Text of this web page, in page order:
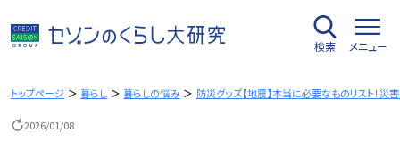
容
を
キ
検索 メニュー
トップページ 暮らし 暮らしの悩み 防災グッズ【地震】本当に必要なものリスト！
2026/01/08